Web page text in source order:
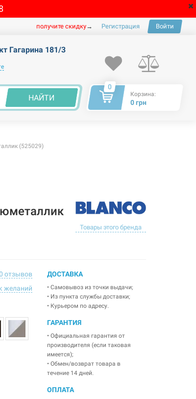
получите скидку→ Регистрация Войти
Гагарина 181/3
НАЙТИ
0
Корзина:
0 грн
(525029)
Товары этого бренда
отзывов
желаний
ДОСТАВКА
• Самовывоз из точки выдачи;
• Из пункта службы доставки;
• Курьером по адресу.
ГАРАНТИЯ
• Официальная гарантия от
производителя (если таковая
имеется);
• Обмен/возврат товара в
течение 14 дней.
ОПЛАТА